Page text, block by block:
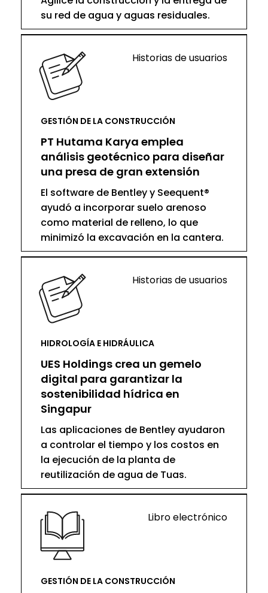
su red de agua y aguas residuales.
Historias de usuarios
GESTIÓN DE LA CONSTRUCCIÓN
PT Hutama Karya emplea
análisis geotécnico para diseñar
una presa de gran extensión
El software de Bentley y Seequent®
ayudó a incorporar suelo arenoso
como material de relleno, lo que
minimizó la excavación en la cantera.
Historias de usuarios
HIDROLOGÍA E HIDRÁULICA
UES Holdings crea un gemelo
digital para garantizar la
sostenibilidad hídrica en
Singapur
Las aplicaciones de Bentley ayudaron
a controlar el tiempo y los costos en
la ejecución de la planta de
reutilización de agua de Tuas.
Libro electrónico
GESTIÓN DE LA CONSTRUCCIÓN